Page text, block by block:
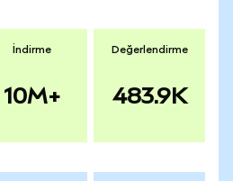
İndirme
10M+
Değerlendirme
483.9K